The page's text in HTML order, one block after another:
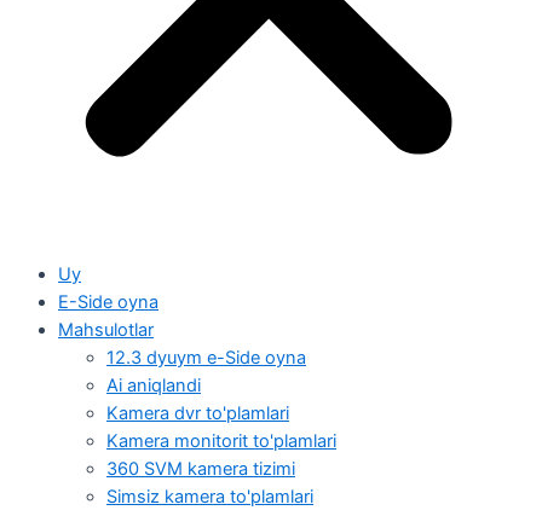
Uy
E-Side oyna
Mahsulotlar
12.3 dyuym e-Side oyna
Ai aniqlandi
Kamera dvr to'plamlari
Kamera monitorit to'plamlari
360 SVM kamera tizimi
Simsiz kamera to'plamlari